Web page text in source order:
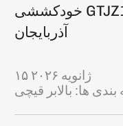
خودکششی GTJZ10 به
آذربایجان
۱۵ ژانویه ۲۰۲۶
بندی ها: بالابر قیچی